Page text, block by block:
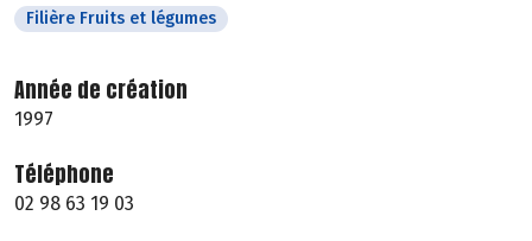
Filière Fruits et légumes
Année de création
1997
Téléphone
02 98 63 19 03